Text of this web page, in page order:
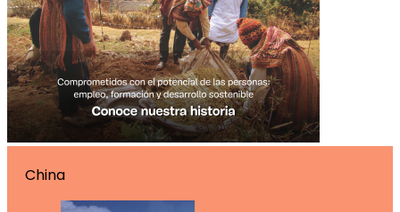
China